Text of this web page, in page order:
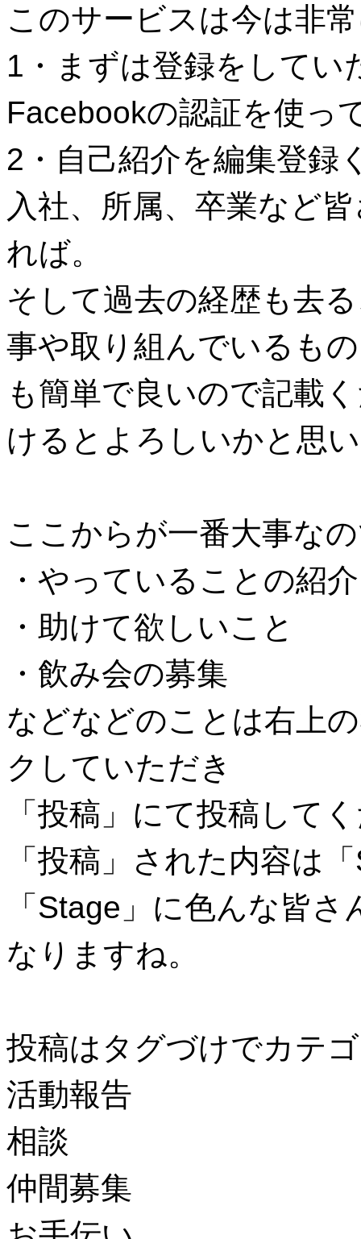
このサービスは今は非
1・まずは登録をしてい
Facebookの認証を使っ
2・自己紹介を編集登録
入社、所属、卒業など
れば。
そして過去の経歴も去
事や取り組んでいるも
も簡単で良いので記載
けるとよろしいかと思
ここからが一番大事な
・やっていることの紹介
・助けて欲しいこと
・飲み会の募集
などなどのことは右上
クしていただき
「投稿」にて投稿して
「投稿」された内容は
「Stage」に色んな皆
なりますね。
投稿はタグづけでカテ
活動報告
相談
仲間募集